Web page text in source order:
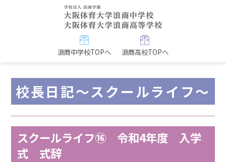
浪商中学校TOPへ 浪商高校TOPへ
校長日記～スクールライフ～
スクールライフ⑯ 令和4年度 入学
式 式辞